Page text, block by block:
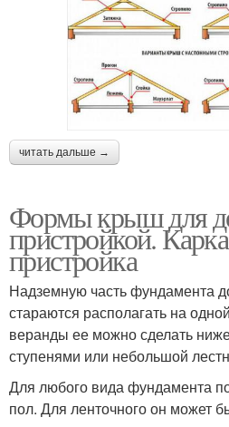
читать дальше →
Формы крыш для
пристройкой.
пристройка
Надземную часть фундамента
стараются располагать на
веранды ее можно сделать
ступенями или небольшой
Для любого вида фундамента
пол. Для ленточного он может